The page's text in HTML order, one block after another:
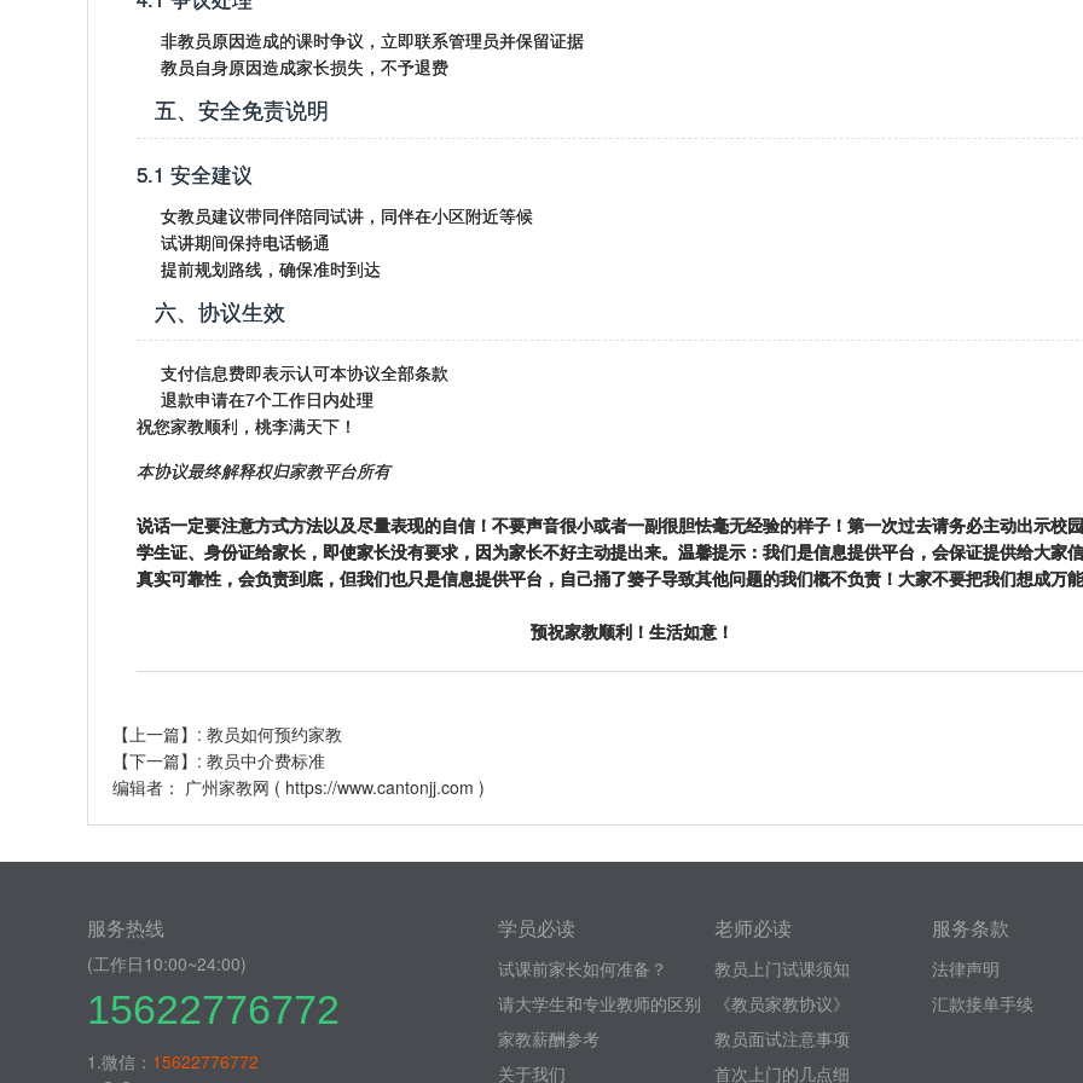
非教员原因造成的课时争议，立即联系管理员并保留证据
教员自身原因造成家长损失，不予退费
五、安全免责说明
5.1 安全建议
女教员建议带同伴陪同试讲，同伴在小区附近等候
试讲期间保持电话畅通
提前规划路线，确保准时到达
六、协议生效
支付信息费即表示认可本协议全部条款
退款申请在7个工作日内处理
祝您家教顺利，桃李满天下！
本协议最终解释权归家教平台所有
说话一定要注意方式方法以及尽量表现的自信！不要声音很小或者一副很胆怯毫无经验的样子！第一次过去请务必主动出示校
学生证、身份证给家长，即使家长没有要求，因为家长不好主动提出来。温馨提示：我们是信息提供平台，会保证提供给大家
真实可靠性，会负责到底，但我们也只是信息提供平台，自己捅了篓子导致其他问题的我们概不负责！大家不要把我们想成万
预祝家教顺利！生活如意！
【上一篇】: 教员如何预约家教
【下一篇】: 教员中介费标准
编辑者： 广州家教网 ( https://www.cantonjj.com )
服务热线
(工作日10:00~24:00)
15622776772
1.微信： 15622776772
学员必读
试课前家长如何准备？
请大学生和专业教师的区别
家教薪酬参考
关于我们
老师必读
教员上门试课须知
《教员家教协议》
教员面试注意事项
首次上门的几点细
服务条款
法律声明
汇款接单手续